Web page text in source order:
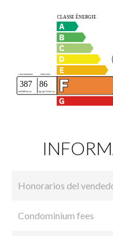
Honorarios del
Condominium fees